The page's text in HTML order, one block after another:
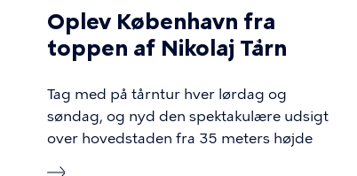
Oplev København fra
toppen af Nikolaj Tårn
Tag med på tårntur hver lørdag og
søndag, og nyd den spektakulære udsigt
over hovedstaden fra 35 meters højde